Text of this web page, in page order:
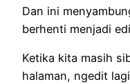
Dan ini
berhenti menjadi
Ketika kita masih
halaman, ngedit